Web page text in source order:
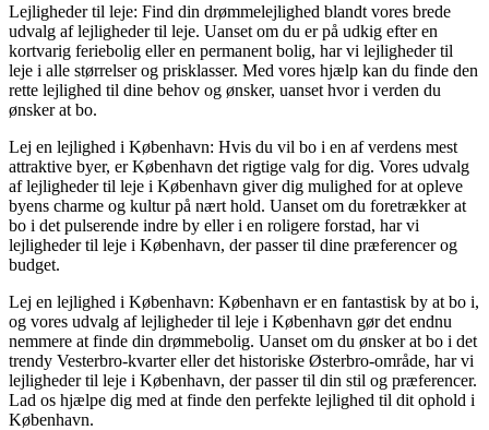
Lejligheder til leje: Find din drømmelejlighed blandt vores brede
udvalg af lejligheder til leje. Uanset om du er på udkig efter en
kortvarig feriebolig eller en permanent bolig, har vi lejligheder til
leje i alle størrelser og prisklasser. Med vores hjælp kan du finde den
rette lejlighed til dine behov og ønsker, uanset hvor i verden du
ønsker at bo.
Lej en lejlighed i København: Hvis du vil bo i en af verdens mest
attraktive byer, er København det rigtige valg for dig. Vores udvalg
af lejligheder til leje i København giver dig mulighed for at opleve
byens charme og kultur på nært hold. Uanset om du foretrækker at
bo i det pulserende indre by eller i en roligere forstad, har vi
lejligheder til leje i København, der passer til dine præferencer og
budget.
Lej en lejlighed i København: København er en fantastisk by at bo i,
og vores udvalg af lejligheder til leje i København gør det endnu
nemmere at finde din drømmebolig. Uanset om du ønsker at bo i det
trendy Vesterbro-kvarter eller det historiske Østerbro-område, har vi
lejligheder til leje i København, der passer til din stil og præferencer.
Lad os hjælpe dig med at finde den perfekte lejlighed til dit ophold i
København.